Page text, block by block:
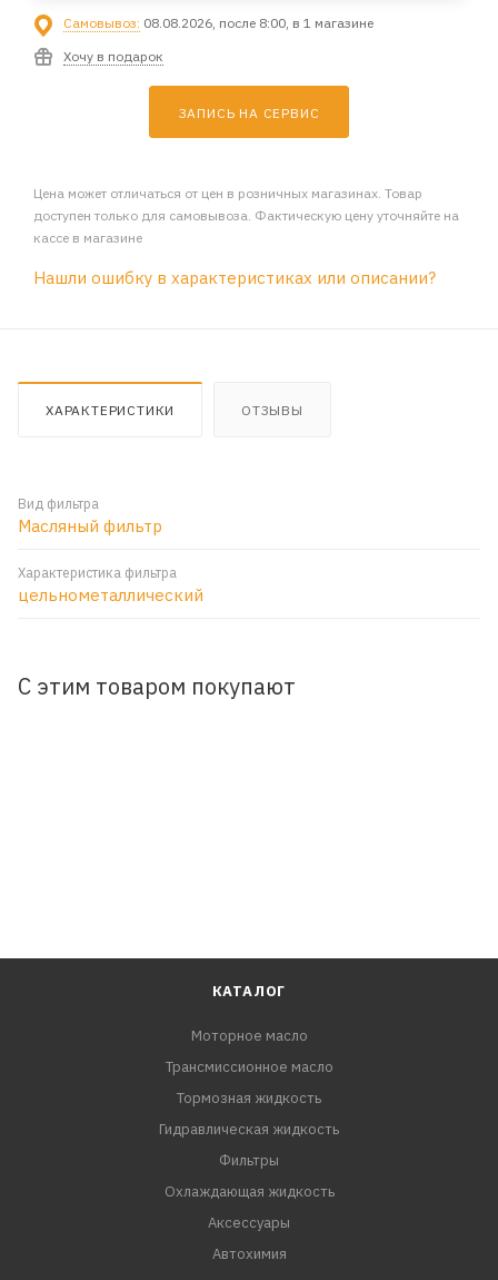
Самовывоз: 08.08.2026, после 8:00, в 1 магазине
Хочу в подарок
ЗАПИСЬ НА СЕРВИС
Цена может отличаться от цен в розничных магазинах. Товар
доступен только для самовывоза. Фактическую цену уточняйте на
кассе в магазине
Нашли ошибку в характеристиках или описании?
ХАРАКТЕРИСТИКИ ОТЗЫВЫ
Вид фильтра
Масляный фильтр
Характеристика фильтра
цельнометаллический
С этим товаром покупают
КАТАЛОГ
Моторное масло
Трансмиссионное масло
Тормозная жидкость
Гидравлическая жидкость
Фильтры
Охлаждающая жидкость
Аксессуары
Автохимия